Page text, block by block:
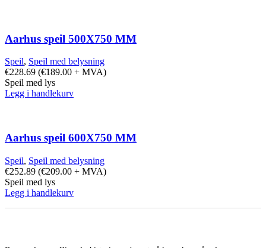
Aarhus speil 500X750 MM
Speil, Speil med belysning
€228.69 (€189.00 + MVA)
Speil med lys
Legg i handlekurv
Aarhus speil 600X750 MM
Speil, Speil med belysning
€252.89 (€209.00 + MVA)
Speil med lys
Legg i handlekurv